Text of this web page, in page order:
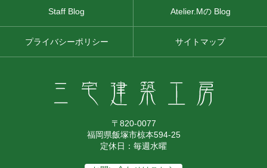
Staff Blog Atelier.Mの Blog
プライバシーポリシー サイトマップ
〒820-0077
福岡県飯塚市椋本594-25
定休日：毎週水曜